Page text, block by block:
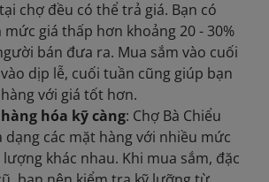
chợ đều có thể trả giá. Bạn có
mức giá thấp hơn khoảng 20 - 30%
bán đưa ra. Mua sắm vào cuối
dịp lễ, cuối tuần cũng giúp bạn
với giá tốt hơn.
hóa kỹ càng: Chợ Bà Chiểu
dạng các mặt hàng với nhiều mức
lượng khác nhau. Khi mua sắm, đặc